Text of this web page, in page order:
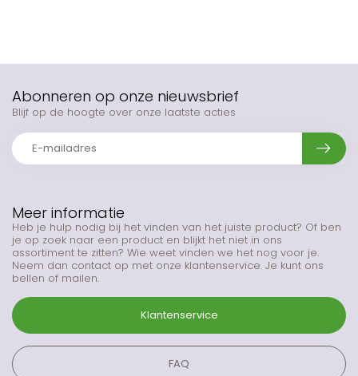
Meer informatie
Heb je hulp nodig bij het vinden van het juiste product? Of ben
je op zoek naar een product en blijkt het niet in ons
assortiment te zitten? Wie weet vinden we het nog voor je.
Neem dan contact op met onze klantenservice. Je kunt ons
bellen of mailen.
Klantenservice
FAQ
Abonneren op onze nieuwsbrief
Blijf op de hoogte over onze laatste acties